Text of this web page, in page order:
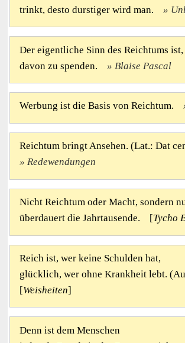
trinkt, desto durstiger wird man.
Der eigentliche Sinn des Reichtums
davon zu spenden.
Blaise Pascal
Werbung ist die Basis von Reichtum.
Reichtum bringt Ansehen. (Lat.: Dat
Redewendungen
Nicht Reichtum oder Macht, sondern
überdauert die Jahrtausende. [Tycho
Reich ist, wer keine Schulden hat,
glücklich, wer ohne Krankheit lebt.
[Weisheiten]
Denn ist dem Menschen